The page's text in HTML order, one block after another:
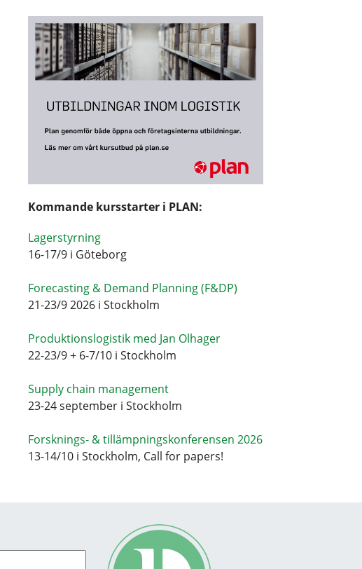
Kommande kursstarter i PLAN:
Lagerstyrning
16-17/9 i Göteborg
Forecasting & Demand Planning (F&DP)
21-23/9 2026 i Stockholm
Produktionslogistik med Jan Olhager
22-23/9 + 6-7/10 i Stockholm
Supply chain management
23-24 september i Stockholm
Forsknings- & tillämpningskonferensen 2026
13-14/10 i Stockholm, Call for papers!